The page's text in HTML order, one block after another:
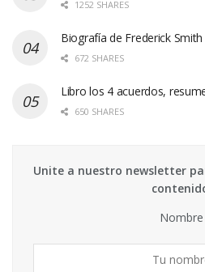
1252 SHARES
Biografía de Frederick Smith
672 SHARES
Libro los 4 acuerdos,
650 SHARES
Unite a nuestro newsletter
Nombre